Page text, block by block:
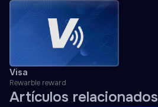
Visa
Rewarble reward
Artículos relacionados